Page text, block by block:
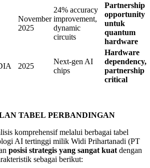
November
2025
24% accuracy
improvement,
dynamic
circuits
Partnership
opportunity
untuk
quantum
hardware
2025
Next-gen AI
chips
Hardware
dependency,
partnership
critical
TABEL PERBANDINGAN
komprehensif melalui berbagai tabel
AI tertinggi milik Widi Prihartanadi (PT
posisi strategis yang sangat kuat dengan
sebagai berikut: